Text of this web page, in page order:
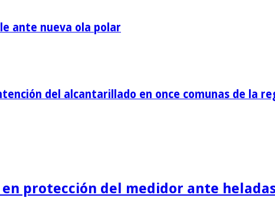
ante nueva ola polar
del alcantarillado en once comunas de la
protección del medidor ante